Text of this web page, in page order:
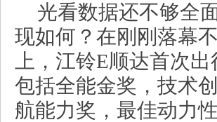
光看数据还不够全
现如何？在刚刚落幕
上，江铃E顺达首次
包括全能金奖，技术
航能力奖，最佳动力